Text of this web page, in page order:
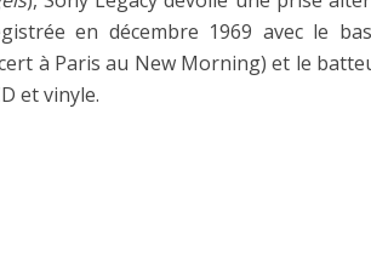
en décembre 1969 avec le
à Paris au New Morning) et le
et vinyle.